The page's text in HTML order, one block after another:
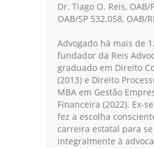
Dr. Tiago O. Reis, OAB/
OAB/SP 532.058, OAB/
Advogado há mais de
fundador da Reis
graduado em Direito
(2013) e Direito
MBA em Gestão
Financeira (2022). Ex-
fez a escolha
carreira estatal para
integralmente à